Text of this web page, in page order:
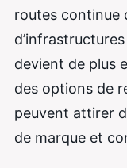
routes continue
devient de plus
des options de
peuvent attirer
de marque et